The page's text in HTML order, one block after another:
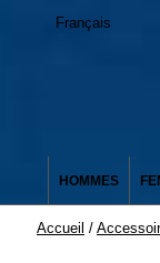
Français
HOMMES
Accueil /